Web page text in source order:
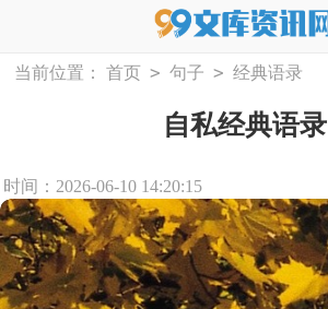
当前位置： 首页 > 句子 > 经典语录
自私经典语录
时间：2026-06-10 14:20:15